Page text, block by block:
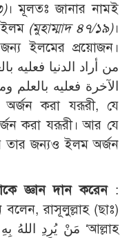
। মূলতঃ জানার নামই
ইলম (মুহাম্মাদ ৪৭/১৯)।
ইলমের প্রয়োজন।
الآخرة فعليه بالعلم
করা যরূরী, যে
করা যরূরী। আর যে
তার জন্যও ইলম অর্জন
জ্ঞান দান করেন :
বলেন, রাসূলুল্লাহ (ছাঃ)